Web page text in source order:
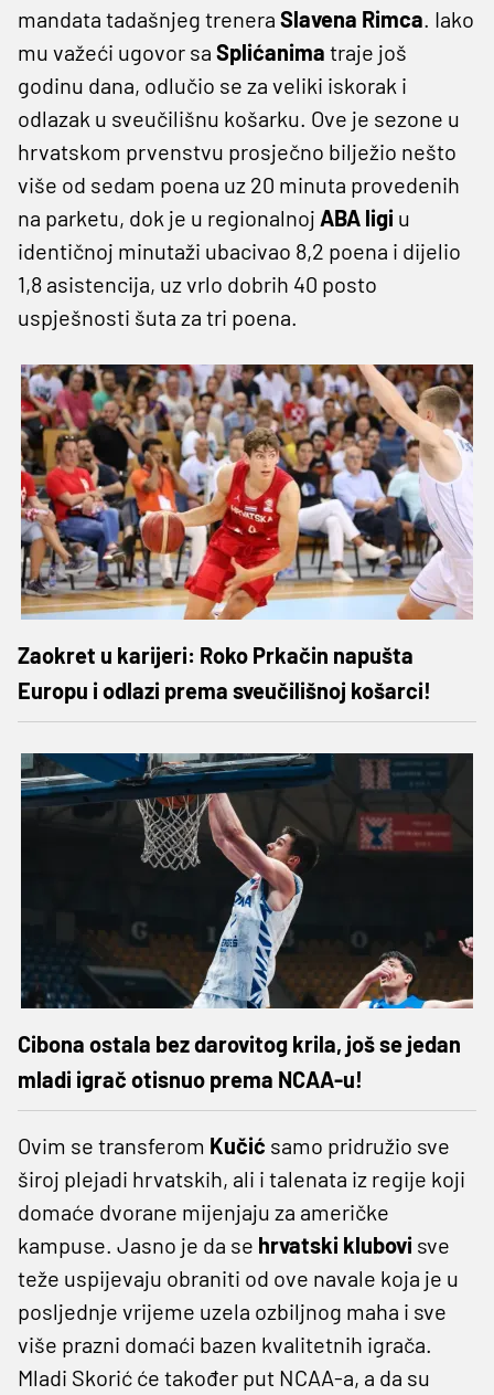
mandata tadašnjeg trenera Slavena Rimca. Iako
mu važeći ugovor sa Splićanima traje još
godinu dana, odlučio se za veliki iskorak i
odlazak u sveučilišnu košarku. Ove je sezone u
hrvatskom prvenstvu prosječno bilježio nešto
više od sedam poena uz 20 minuta provedenih
na parketu, dok je u regionalnoj ABA ligi u
identičnoj minutaži ubacivao 8,2 poena i dijelio
1,8 asistencija, uz vrlo dobrih 40 posto
uspješnosti šuta za tri poena.
Zaokret u karijeri: Roko Prkačin napušta
Europu i odlazi prema sveučilišnoj košarci!
Cibona ostala bez darovitog krila, još se jedan
mladi igrač otisnuo prema NCAA-u!
Ovim se transferom Kučić samo pridružio sve
široj plejadi hrvatskih, ali i talenata iz regije koji
domaće dvorane mijenjaju za američke
kampuse. Jasno je da se hrvatski klubovi sve
teže uspijevaju obraniti od ove navale koja je u
posljednje vrijeme uzela ozbiljnog maha i sve
više prazni domaći bazen kvalitetnih igrača.
Mladi Skorić će također put NCAA-a, a da su